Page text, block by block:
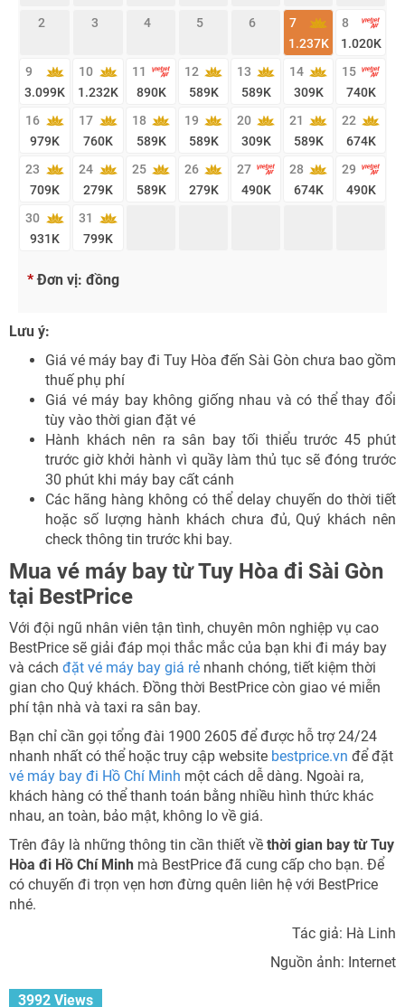
2 3 4 5 6
7
1.237K
8
1.020K
9
3.099K
10
1.232K
11
890K
12
589K
13
589K
14
309K
15
740K
16
979K
17
760K
18
589K
19
589K
20
309K
21
589K
22
674K
23
709K
24
279K
25
589K
26
279K
27
490K
28
674K
29
490K
30
931K
31
799K
*Đơn vị: đồng
Lưu ý:
Giá vé máy bay đi Tuy Hòa đến Sài Gòn chưa bao gồm
thuế phụ phí
Giá vé máy bay không giống nhau và có thể thay đổi
tùy vào thời gian đặt vé
Hành khách nên ra sân bay tối thiểu trước 45 phút
trước giờ khởi hành vì quầy làm thủ tục sẽ đóng trước
30 phút khi máy bay cất cánh
Các hãng hàng không có thể delay chuyến do thời tiết
hoặc số lượng hành khách chưa đủ, Quý khách nên
check thông tin trước khi bay.
Mua vé máy bay từ Tuy Hòa đi Sài Gòn
tại BestPrice
Với đội ngũ nhân viên tận tình, chuyên môn nghiệp vụ cao
BestPrice sẽ giải đáp mọi thắc mắc của bạn khi đi máy bay
và cách đặt vé máy bay giá rẻ nhanh chóng, tiết kiệm thời
gian cho Quý khách. Đồng thời BestPrice còn giao vé miễn
phí tận nhà và taxi ra sân bay.
Bạn chỉ cần gọi tổng đài 1900 2605 để được hỗ trợ 24/24
nhanh nhất có thể hoặc truy cập website bestprice.vn để đặt
vé máy bay đi Hồ Chí Minh một cách dễ dàng. Ngoài ra,
khách hàng có thể thanh toán bằng nhiều hình thức khác
nhau, an toàn, bảo mật, không lo về giá.
Trên đây là những thông tin cần thiết về thời gian bay từ Tuy
Hòa đi Hồ Chí Minh mà BestPrice đã cung cấp cho bạn. Để
có chuyến đi trọn vẹn hơn đừng quên liên hệ với BestPrice
nhé.
Tác giả: Hà Linh
Nguồn ảnh: Internet
3992 Views